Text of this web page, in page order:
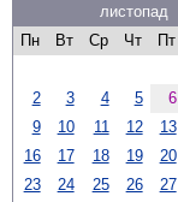
листопад
Пн
Вт Ср Чт Пт
2
3 4 5 6
9
10 11 12 13
16
17 18 19 20
23
24 25 26 27